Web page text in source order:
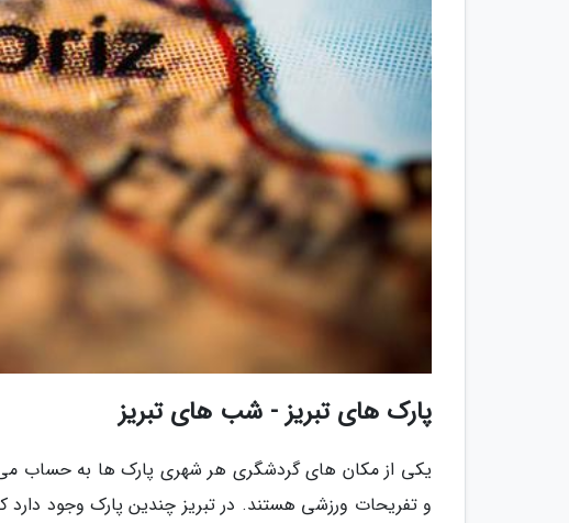
پارک های تبریز - شب های تبریز
یکی از مکان های گردشگری هر شهری پارک ها به حساب می
و تفریحات ورزشی هستند. در تبریز چندین پارک وجود دارد